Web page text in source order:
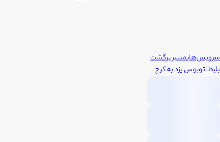
سرویس‌هایمسیر برگشت
بلیط اتوبوسیزدبهکرج